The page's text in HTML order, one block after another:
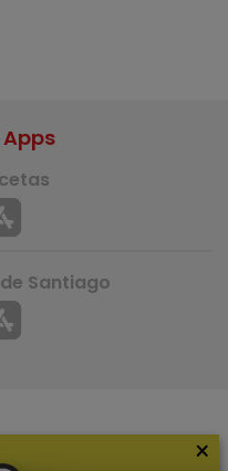
Santiago
×